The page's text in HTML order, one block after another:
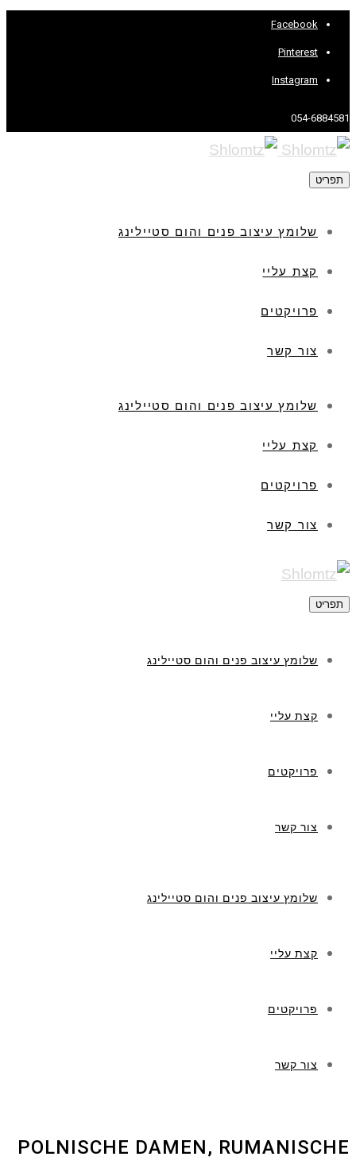
Facebook
Pinterest
Instagram
054-6884581
תפריט
שלומץ עיצוב פנים והום סטיילינג
קצת עליי
פרויקטים
צור קשר
שלומץ עיצוב פנים והום סטיילינג
קצת עליי
פרויקטים
צור קשר
תפריט
שלומץ עיצוב פנים והום סטיילינג
קצת עליי
פרויקטים
צור קשר
שלומץ עיצוב פנים והום סטיילינג
קצת עליי
פרויקטים
צור קשר
POLNISCHE DAMEN, RUMANISCHE